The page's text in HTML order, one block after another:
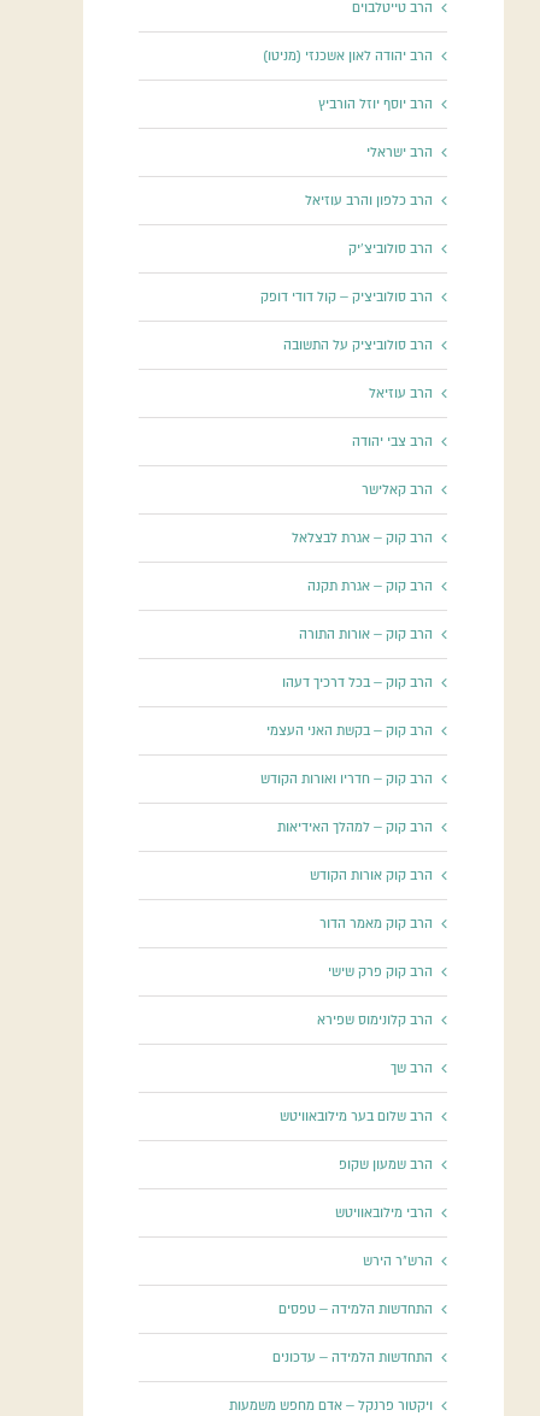
הרב טייטלבוים
הרב יהודה לאון אשכנזי (מניטו)
הרב יוסף יוזל הורביץ
הרב ישראלי
הרב כלפון והרב עוזיאל
הרב סולוביצ'יק
הרב סולוביציק – קול דודי דופק
הרב סולוביציק על התשובה
הרב עוזיאל
הרב צבי יהודה
הרב קאלישר
הרב קוק – אגרת לבצלאל
הרב קוק – אגרת תקנה
הרב קוק – אורות התורה
הרב קוק – בכל דרכיך דעהו
הרב קוק – בקשת האני העצמי
הרב קוק – חדריו ואורות הקודש
הרב קוק – למהלך האידיאות
הרב קוק אורות הקודש
הרב קוק מאמר הדור
הרב קוק פרק שישי
הרב קלונימוס שפירא
הרב שך
הרב שלום בער מילובאוויטש
הרב שמעון שקופ
הרבי מילובאוויטש
הרש"ר הירש
התחדשות הלמידה – טפסים
התחדשות הלמידה – עדכונים
ויקטור פרנקל – אדם מחפש משמעות